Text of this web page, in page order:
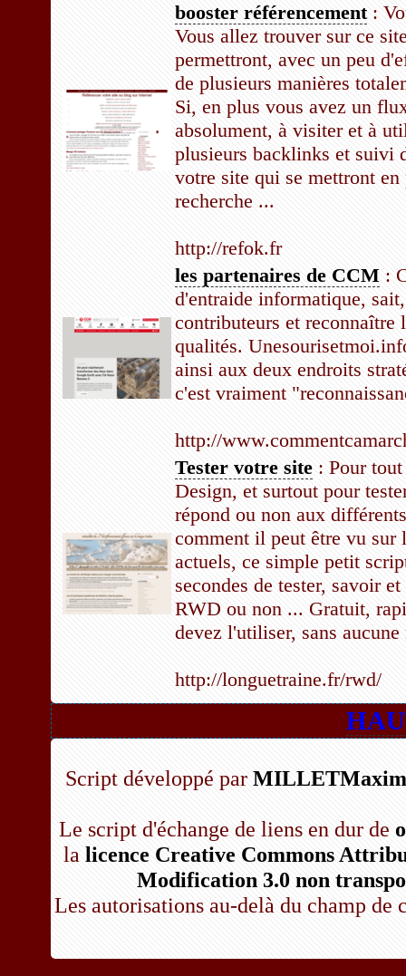
booster référencement:
Vous allez trouver sur ce
permettront, avec un peu
de plusieurs manières
Si, en plus vous avez un
absolument, à visiter et à
plusieurs backlinks et suivi
votre site qui se mettront
recherche ...
http://refok.fr
les partenaires de CCM :
d'entraide informatique,
contributeurs et reconnaître
qualités.
ainsi aux deux endroits
c'est vraiment
http://
Tester votre site : Pour
Design, et surtout pour
répond ou non aux
comment il peut être vu sur
actuels, ce simple petit
secondes de tester, savoir
RWD ou non ... Gratuit,
devez l'utiliser, sans
http://longuetraine.fr/rwd/
Script développé par
Le script d'échange de liens en dur de
la licence Creative Commons
Modification 3.0 non
Les autorisations au-delà du champ